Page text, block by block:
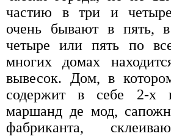
частию в три и
очень бывают в пять,
четыре или пять по
многих домах
вывесок. Дом, в
содержит в себе 2-х
маршанд де мод,
фабриканта,